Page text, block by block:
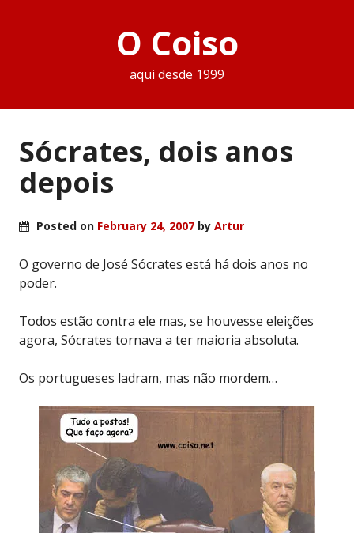
O Coiso
aqui desde 1999
Sócrates, dois anos
depois
Posted on February 24, 2007 by Artur
O governo de José Sócrates está há dois anos no
poder.
Todos estão contra ele mas, se houvesse eleições
agora, Sócrates tornava a ter maioria absoluta.
Os portugueses ladram, mas não mordem…